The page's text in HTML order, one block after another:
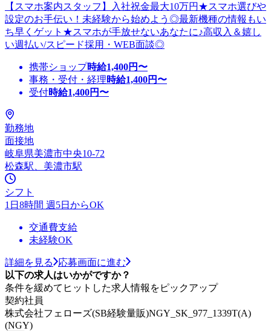
【スマホ案内スタッフ】入社祝金最大10万円★スマホ選びや
設定のお手伝い！未経験から始めよう◎最新機種の情報もい
ち早くゲット★スマホが手放せないあなたに♪高収入＆嬉し
い週払い/スピード採用・WEB面談◎
携帯ショップ時給1,400円〜
事務・受付・経理時給1,400円〜
受付時給1,400円〜
勤務地
面接地
岐阜県美濃市中央10-72
松森駅、美濃市駅
シフト
1日8時間 週5日からOK
交通費支給
未経験OK
詳細を見る
応募画面に進む
以下の求人はいかがですか？
条件を緩めてヒットした求人情報をピックアップ
契約社員
株式会社フェローズ(SB経験量販)NGY_SK_977_1339T(A)
(NGY)